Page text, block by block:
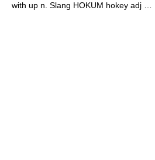
with up n. Slang HOKUM hokey adj …